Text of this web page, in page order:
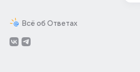
Всё об Ответах